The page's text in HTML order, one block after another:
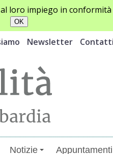
loro impiego in
Newsletter Contatti
Notizie Appuntamenti